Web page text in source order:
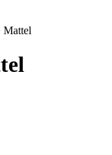
Mattel